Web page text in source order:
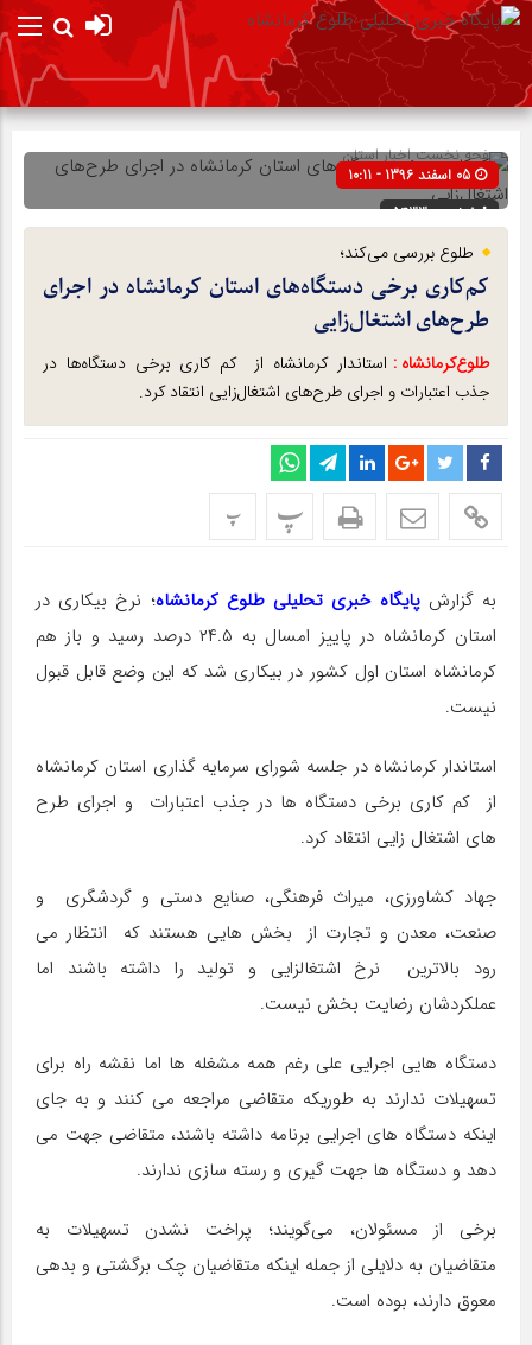
صفحه نخستاخبار استان
شناسه : 5433
طلوع بررسی می‌کند؛
کم‌کاری برخی دستگاه‌های استان کرمانشاه در اجرای
طرح‌های اشتغال‌زایی
طلوع‌‌کرمانشاه : استاندار کرمانشاه از کم کاری برخی دستگاه‌ها در
جذب اعتبارات و اجرای طرح‌های اشتغال‌زایی انتقاد کرد.
پ پ
به گزارش پایگاه خبری تحلیلی طلوع کرمانشاه؛ نرخ بیکاری در
استان کرمانشاه در پاییز امسال به ۲۴.۵ درصد رسید و باز هم
کرمانشاه استان اول کشور در بیکاری شد که این وضع قابل قبول
نیست.
استاندار کرمانشاه در جلسه شورای سرمایه گذاری استان کرمانشاه
از کم کاری برخی دستگاه ها در جذب اعتبارات و اجرای طرح
های اشتغال زایی انتقاد کرد.
جهاد کشاورزی، میراث فرهنگی، صنایع دستی و گردشگری و
صنعت، معدن و تجارت از بخش هایی هستند که انتظار می
رود بالاترین نرخ اشتغالزایی و تولید را داشته باشند اما
عملکردشان رضایت بخش نیست.
دستگاه هایی اجرایی علی رغم همه مشغله ها اما نقشه راه برای
تسهیلات ندارند به طوریکه متقاضی مراجعه می کنند و به جای
اینکه دستگاه های اجرایی برنامه داشته باشند، متقاضی جهت می
دهد و دستگاه ها جهت گیری و رسته سازی ندارند.
برخی از مسئولان، می‌گویند؛ پراخت نشدن تسهیلات به
متقاضیان به دلایلی از جمله اینکه متقاضیان چک برگشتی و بدهی
معوق دارند، بوده است.